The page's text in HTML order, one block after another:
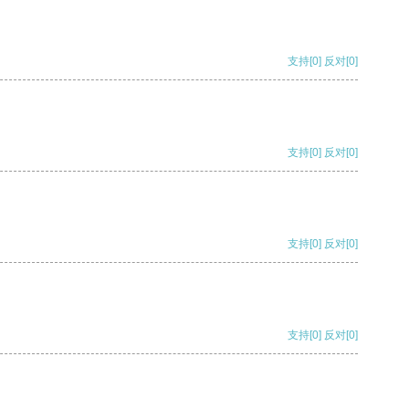
支持[0] 反对[0]
支持[0] 反对[0]
支持[0] 反对[0]
支持[0] 反对[0]